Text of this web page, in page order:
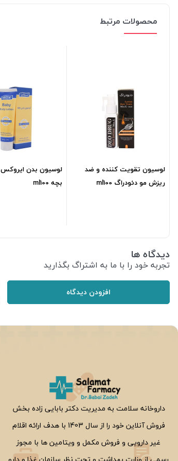
محصولات مرتبط
لوسیون تقویت کننده و ضد
ریزش مو دئودراگ ml100
لوسیون بدن
بچه ml100
دیدگاه ها
تجربه خود را با ما به اشتراگ بگذارید
افزودن دیدگاه
داروخانه سلامت به مدیریت دکتر بابایی زاده بخش
فروش آنلاین خود را از سال 1403 با هدف ارائه اقلام
غیر دارویی و فروش مکمل و ویتامین ها با مجوز